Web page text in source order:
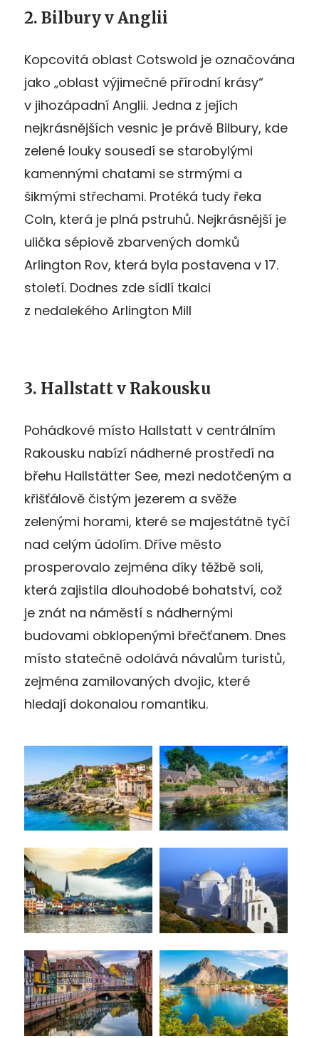
2. Bilbury v Anglii
Kopcovitá oblast Cotswold je označována
jako „oblast výjimečné přírodní krásy“
v jihozápadní Anglii. Jedna z jejích
nejkrásnějších vesnic je právě Bilbury, kde
zelené louky sousedí se starobylými
kamennými chatami se strmými a
šikmými střechami. Protéká tudy řeka
Coln, která je plná pstruhů. Nejkrásnější je
ulička sépiově zbarvených domků
Arlington Rov, která byla postavena v 17.
století. Dodnes zde sídlí tkalci
z nedalekého Arlington Mill
3. Hallstatt v Rakousku
Pohádkové místo Hallstatt v centrálním
Rakousku nabízí nádherné prostředí na
břehu Hallstätter See, mezi nedotčeným a
křišťálově čistým jezerem a svěže
zelenými horami, které se majestátně tyčí
nad celým údolím. Dříve město
prosperovalo zejména díky těžbě soli,
která zajistila dlouhodobé bohatství, což
je znát na náměstí s nádhernými
budovami obklopenými břečťanem. Dnes
místo statečně odolává návalům turistů,
zejména zamilovaných dvojic, které
hledají dokonalou romantiku.